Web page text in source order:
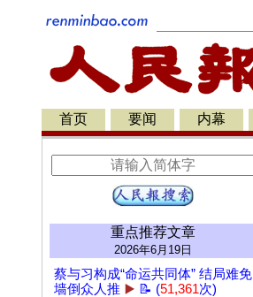
首页 要闻 内幕
重点推荐文章
2026年6月19日
蔡与习构成“命运共同体” 结局难免
墙倒众人推 ▶️ 📝 (51,361次)